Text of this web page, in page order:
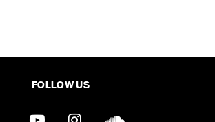
FOLLOW US